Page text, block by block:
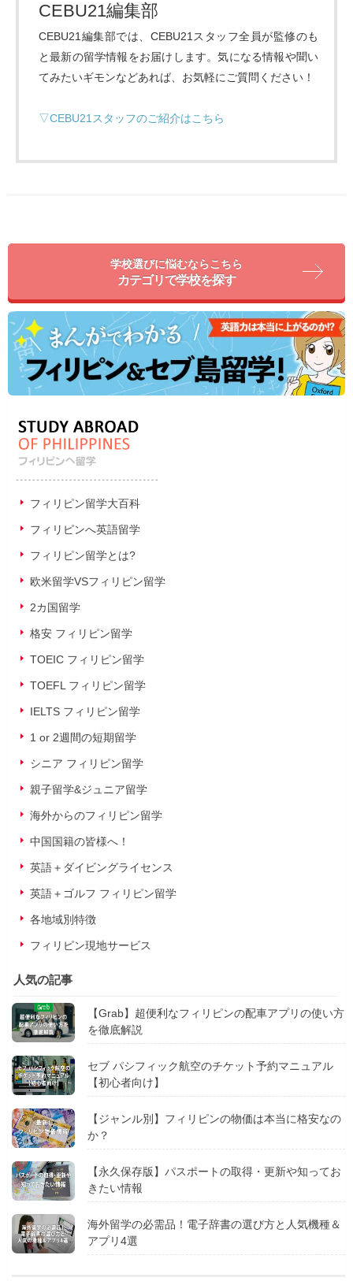
CEBU21編集部
CEBU21編集部では、CEBU21スタッフ全員が監修のも
と最新の留学情報をお届けします。気になる情報や聞い
てみたいギモンなどあれば、お気軽にご質問ください！
▽CEBU21スタッフのご紹介はこちら
学校選びに悩むならこちら
カテゴリで学校を探す
フィリピン留学大百科
フィリピンへ英語留学
フィリピン留学とは?
欧米留学VSフィリピン留学
2カ国留学
格安 フィリピン留学
TOEIC フィリピン留学
TOEFL フィリピン留学
IELTS フィリピン留学
1 or 2週間の短期留学
シニア フィリピン留学
親子留学&ジュニア留学
海外からのフィリピン留学
中国国籍の皆様へ！
英語＋ダイビングライセンス
英語＋ゴルフ フィリピン留学
各地域別特徴
フィリピン現地サービス
人気の記事
【Grab】超便利なフィリピンの配車アプリの使い方
を徹底解説
セブ パシフィック航空のチケット予約マニュアル
【初心者向け】
【ジャンル別】フィリピンの物価は本当に格安なの
か？
【永久保存版】パスポートの取得・更新や知ってお
きたい情報
海外留学の必需品！電子辞書の選び方と人気機種＆
アプリ4選